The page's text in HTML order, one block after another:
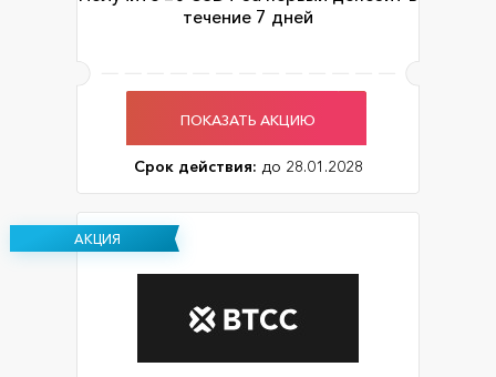
течение 7 дней
ПОКАЗАТЬ АКЦИЮ
Срок действия: до 28.01.2028
АКЦИЯ